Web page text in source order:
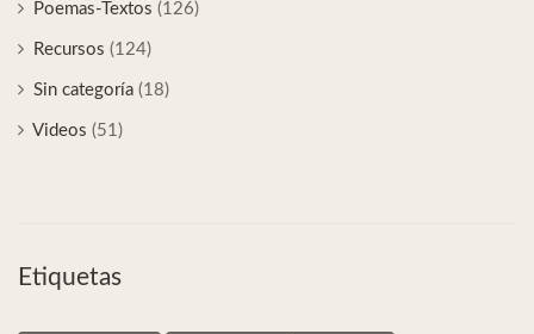
Poemas-Textos (126)
Recursos (124)
Sin categoría (18)
Videos (51)
Etiquetas